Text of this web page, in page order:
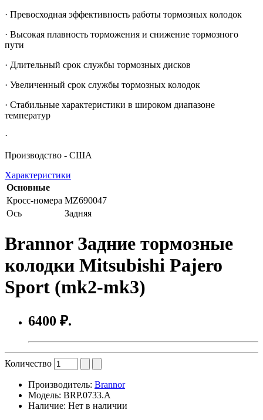
· Превосходная эффективность работы тормозных колодок
· Высокая плавность торможения и снижение тормозного
пути
· Длительный срок службы тормозных дисков
· Увеличенный срок службы тормозных колодок
· Стабильные характеристики в широком диапазоне
температур
·
Производство - США
Характеристики
Основные
Кросс-номера MZ690047
Ось
Задняя
Brannor Задние тормозные
колодки Mitsubishi Pajero
Sport (mk2-mk3)
6400 ₽.
Количество
Производитель: Brannor
Модель: BRP.0733.A
Наличие: Нет в наличии